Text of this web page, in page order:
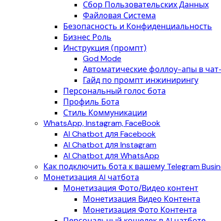
Сбор Пользовательских Данных
Файловая Система
Безопасность и Конфиденциальность
Бизнес Роль
Инструкция (промпт)
God Mode
Автоматические фоллоу-апы в
Гайд по промпт инжинирингу
Персональный голос бота
Профиль Бота
Стиль Коммуникации
WhatsApp, Instagram, FaceBook
AI Chatbot для Facebook
AI Chatbot для Instagram
AI Chatbot для WhatsApp
Как подключить бота к вашему Telegram
Монетизация AI чатбота
Монетизация Фото/Видео контент
Монетизация Видео Контента
Монетизация Фото Контента